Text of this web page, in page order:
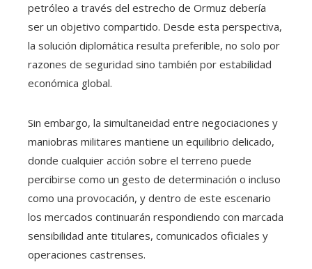
petróleo a través del estrecho de Ormuz debería
ser un objetivo compartido. Desde esta perspectiva,
la solución diplomática resulta preferible, no solo por
razones de seguridad sino también por estabilidad
económica global.
Sin embargo, la simultaneidad entre negociaciones y
maniobras militares mantiene un equilibrio delicado,
donde cualquier acción sobre el terreno puede
percibirse como un gesto de determinación o incluso
como una provocación, y dentro de este escenario
los mercados continuarán respondiendo con marcada
sensibilidad ante titulares, comunicados oficiales y
operaciones castrenses.